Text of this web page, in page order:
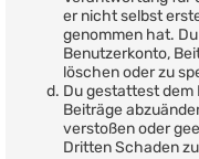
er nicht selbst
genommen hat.
Benutzerkonto,
löschen oder zu
Du gestattest dem
Beiträge
verstoßen oder
Dritten Schaden